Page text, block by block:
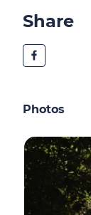
Share
Photos